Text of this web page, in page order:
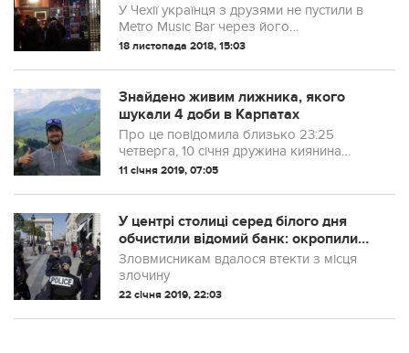
У Чехії українця з друзями не пустили в
Metro Music Bar через його
національність.
18 листопада 2018, 15:03
Знайдено живим лижника, якого
шукали 4 доби в Карпатах
Про це повідомила близько 23:25
четверга, 10 січня дружина киянина
Ігоря Грищенка у мережі Facebook.
11 січня 2019, 07:05
У центрі столиці серед білого дня
обчистили відомий банк: окропили
таємничою рідиною і розкрили 30
сейфів
Зловмисникам вдалося втекти з місця
злочину
22 січня 2019, 22:03